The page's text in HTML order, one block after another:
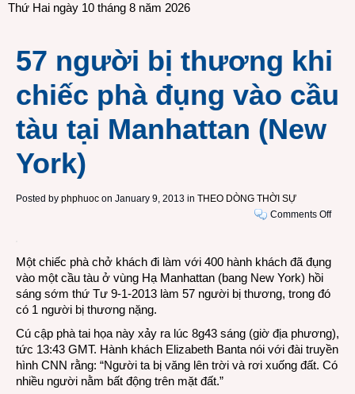
Thứ Hai ngày 10 tháng 8 năm 2026
57 người bị thương khi
chiếc phà đụng vào cầu
tàu tại Manhattan (New
York)
Posted by phphuoc on January 9, 2013 in THEO DÒNG THỜI SỰ
Comments Offon
bị
đụng
vào
cầu
Một chiếc phà chở khách đi làm với 400 hành khách đã đụng
vào một cầu tàu ở vùng Hạ Manhattan (bang New York) hồi
sáng sớm thứ Tư 9-1-2013 làm 57 người bị thương, trong đó
có 1 người bị thương nặng.
Cú cập phà tai họa này xảy ra lúc 8g43 sáng (giờ địa phương),
tức 13:43 GMT. Hành khách Elizabeth Banta nói với đài truyền
hình CNN rằng: “Người ta bị văng lên trời và rơi xuống đất. Có
nhiều người nằm bất động trên mặt đất.”